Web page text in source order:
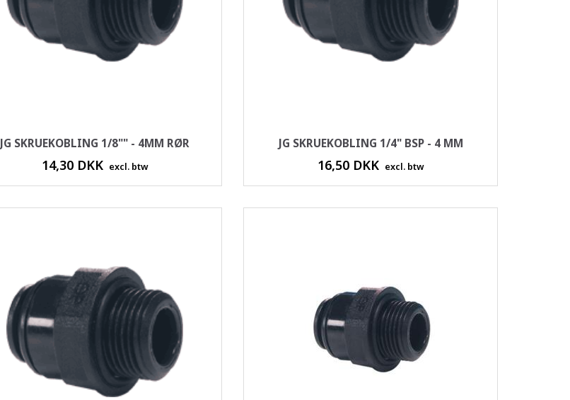
JG SKRUEKOBLING 1/8"" - 4MM RØR
14,30 DKK excl. btw
JG SKRUEKOBLING 1/4" BSP - 4 MM
16,50 DKK excl. btw